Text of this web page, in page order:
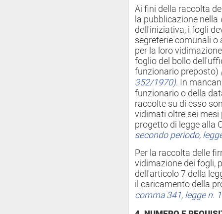
Ai fini della raccolta
la pubblicazione nella
dell'iniziativa, i fogli
segreterie comunali o
per la loro
foglio del bollo
funzionario preposto)
352/1970). In
funzionario o della
raccolte su di esso
vidimati oltre sei mesi
progetto di legge alla
secondo periodo,
Per la raccolta delle
vidimazione dei fogli,
dell'articolo 7 della
il caricamento della
comma 341, legge n.